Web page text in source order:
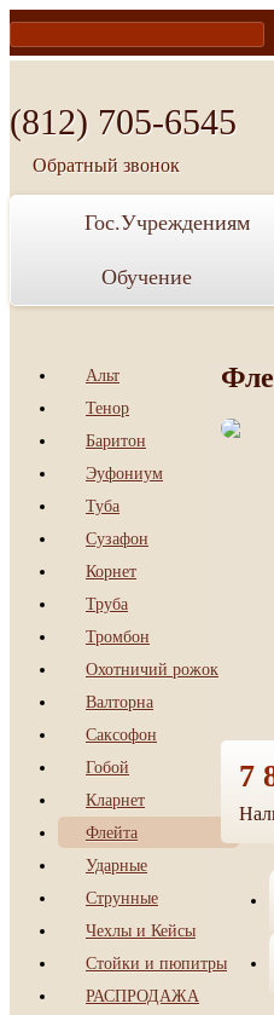
(812) 705-6545
Обратный звонок
Гос.Учреждениям
Обучение
Альт
Тенор
Баритон
Эуфониум
Туба
Сузафон
Корнет
Труба
Тромбон
Охотничий рожок
Валторна
Саксофон
Гобой
Кларнет
Флейта
Ударные
Струнные
Чехлы и Кейсы
Стойки и пюпитры
РАСПРОДАЖА
7
да